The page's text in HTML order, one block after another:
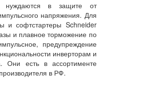
нуждаются в защите от
напряжения. Для
и софтстартеры Schneider
и плавное торможение по
предупреждение
инверторам и
Они есть в ассортименте
в РФ.